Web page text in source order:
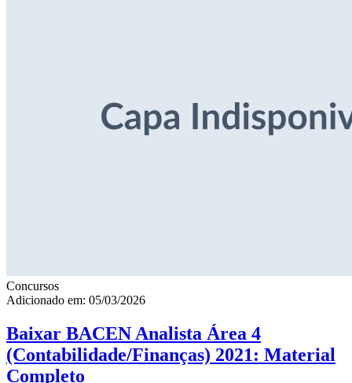
Concursos
Adicionado em: 05/03/2026
Baixar BACEN Analista Área 4
(Contabilidade/Finanças) 2021: Material
Completo